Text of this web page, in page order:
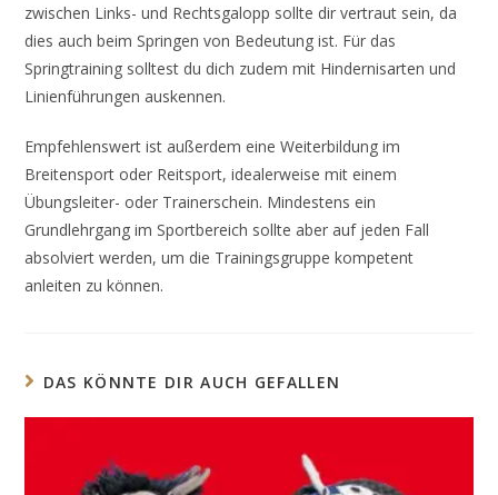
zwischen Links- und Rechtsgalopp sollte dir vertraut sein, da
dies auch beim Springen von Bedeutung ist. Für das
Springtraining solltest du dich zudem mit Hindernisarten und
Linienführungen auskennen.
Empfehlenswert ist außerdem eine Weiterbildung im
Breitensport oder Reitsport, idealerweise mit einem
Übungsleiter- oder Trainerschein. Mindestens ein
Grundlehrgang im Sportbereich sollte aber auf jeden Fall
absolviert werden, um die Trainingsgruppe kompetent
anleiten zu können.
DAS KÖNNTE DIR AUCH GEFALLEN